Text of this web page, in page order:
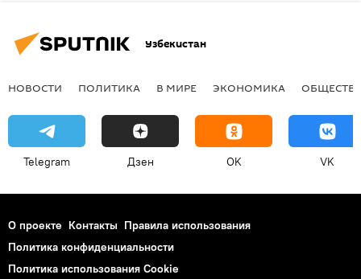
Узбекистан
НОВОСТИ ПОЛИТИКА В МИРЕ ЭКОНОМИКА
Telegram Дзен OK VK
О проекте Контакты Правила использования
Политика конфиденциальности
Политика использования Cookie